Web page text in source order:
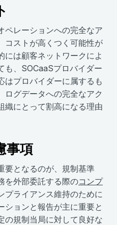
ペレーションへの完全なア
コストが高くつく可能性が
には顧客ネットワークによ
も、SOCaaSプロバイダー
はプロバイダーに属するも
ログデータへの完全なアク
織にとって割高になる理由
事項
要となるのが、規制基準
を外部委託する際のコンプ
プライアンス維持のために
ションと報告が主に重要と
の規制当局に対して良好な